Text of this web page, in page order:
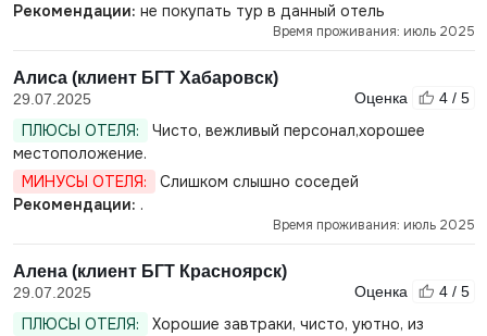
Рекомендации: не покупать тур в данный отель
Время проживания: июль 2025
Алиса (клиент БГТ Хабаровск)
29.07.2025 Оценка 4 / 5
ПЛЮСЫ ОТЕЛЯ:
Чисто, вежливый персонал,хорошее
местоположение.
МИНУСЫ ОТЕЛЯ:
Слишком слышно соседей
Рекомендации: .
Время проживания: июль 2025
Алена (клиент БГТ Красноярск)
29.07.2025 Оценка 4 / 5
ПЛЮСЫ ОТЕЛЯ:
Хорошие завтраки, чисто, уютно, из